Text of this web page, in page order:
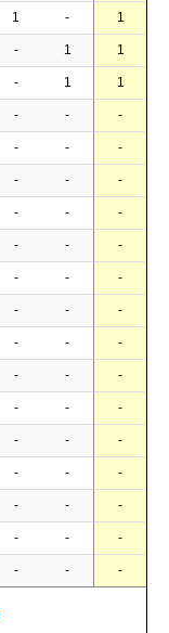
1 - 1
- 1 1
- 1 1
- - -
- - -
- - -
- - -
- - -
- - -
- - -
- - -
- - -
- - -
- - -
- - -
- - -
- - -
- - -